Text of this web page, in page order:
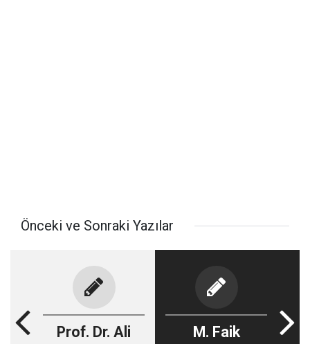
Önceki ve Sonraki Yazılar
Prof. Dr. Ali
M. Faik